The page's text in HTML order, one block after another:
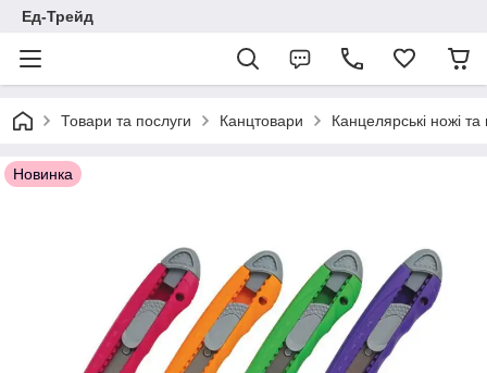
Ед-Трейд
Товари та послуги Канцтовари Канцелярські ножі та
Новинка